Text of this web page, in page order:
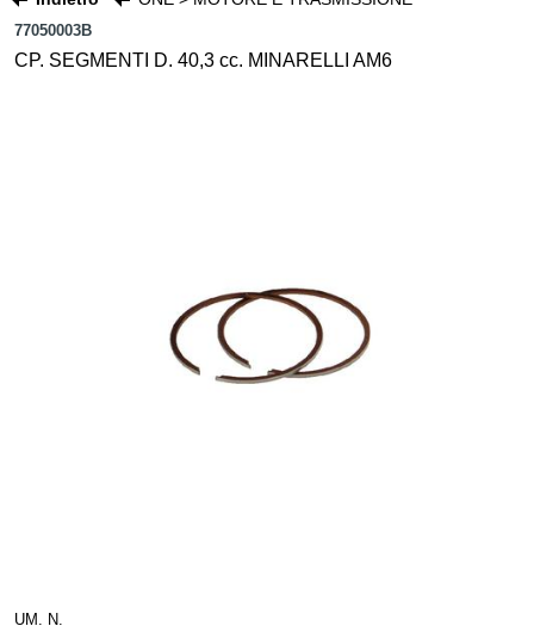
77050003B
CP. SEGMENTI D. 40,3 cc. MINARELLI AM6
UM. N.